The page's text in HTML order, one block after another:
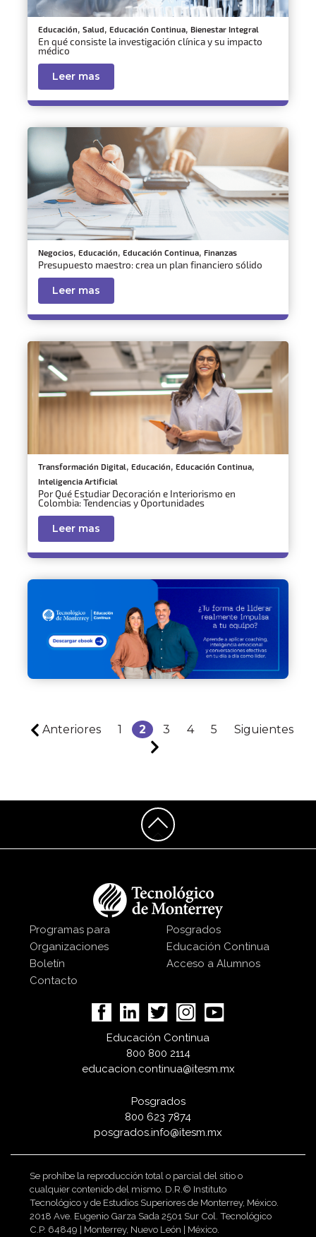
Educación, Salud, Educación Continua, Bienestar Integral
En qué consiste la investigación clínica y su impacto
médico
Leer mas
Negocios, Educación, Educación Continua, Finanzas
Presupuesto maestro: crea un plan financiero sólido
Leer mas
Transformación Digital, Educación, Educación Continua,
Inteligencia Artificial
Por Qué Estudiar Decoración e Interiorismo en
Colombia: Tendencias y Oportunidades
Leer mas
Anteriores 1 2 3 4 5 Siguientes
Programas para
Organizaciones
Boletín
Contacto
Posgrados
Educación Continua
Acceso a Alumnos
Educación Continua
800 800 2114
educacion.continua@itesm.mx
Posgrados
800 623 7874
posgrados.info@itesm.mx
Se prohíbe la reproducción total o parcial del sitio o
cualquier contenido del mismo. D.R.© Instituto
Tecnológico y de Estudios Superiores de Monterrey, México.
2018 Ave. Eugenio Garza Sada 2501 Sur Col. Tecnológico
C.P. 64849 | Monterrey, Nuevo León | México.